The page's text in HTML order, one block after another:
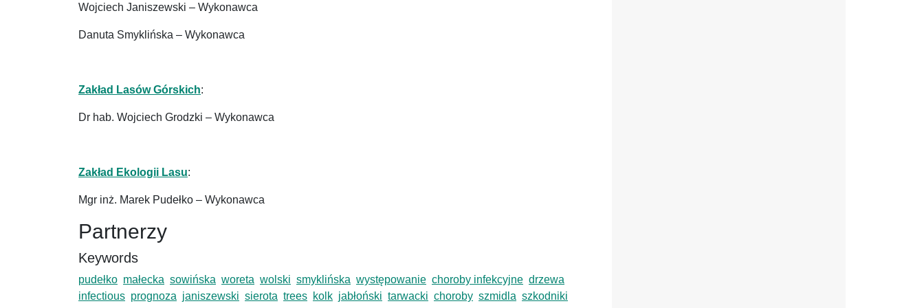
Wojciech Janiszewski – Wykonawca
Danuta Smyklińska – Wykonawca
Zakład Lasów Górskich:
Dr hab. Wojciech Grodzki – Wykonawca
Zakład Ekologii Lasu:
Mgr inż. Marek Pudełko – Wykonawca
Partnerzy
Keywords
pudełko małecka sowińska woreta wolski smyklińska występowanie choroby infekcyjne drzewa
infectious prognoza janiszewski sierota trees kolk jabłoński tarwacki choroby szmidla szkodniki